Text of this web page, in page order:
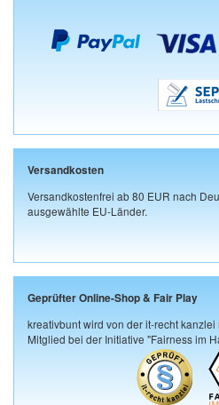
Versandkosten
Versandkostenfrei ab 80 EUR nach
ausgewählte EU-Länder.
Geprüfter Online-Shop & Fair Play
kreativbunt wird von der it-recht
Mitglied bei der Initiative "Fairness im